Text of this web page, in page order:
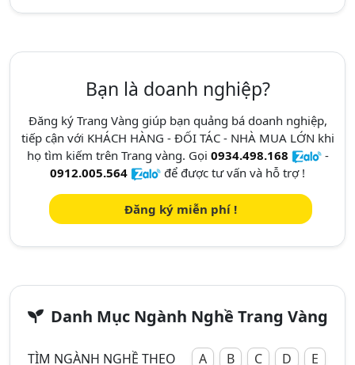
Bạn là doanh nghiệp?
Đăng ký Trang Vàng giúp bạn quảng bá doanh nghiệp,
tiếp cận với KHÁCH HÀNG - ĐỐI TÁC - NHÀ MUA LỚN khi
họ tìm kiếm trên Trang vàng. Gọi 0934.498.168
-
0912.005.564
để được tư vấn và hỗ trợ !
Đăng ký miễn phí !
Danh Mục Ngành Nghề Trang Vàng
TÌM NGÀNH NGHỀ THEO A B C D E